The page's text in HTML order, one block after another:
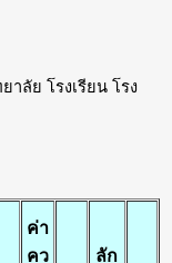
ลัย โรงเรียน โรง
ค่า
คว
ลัก